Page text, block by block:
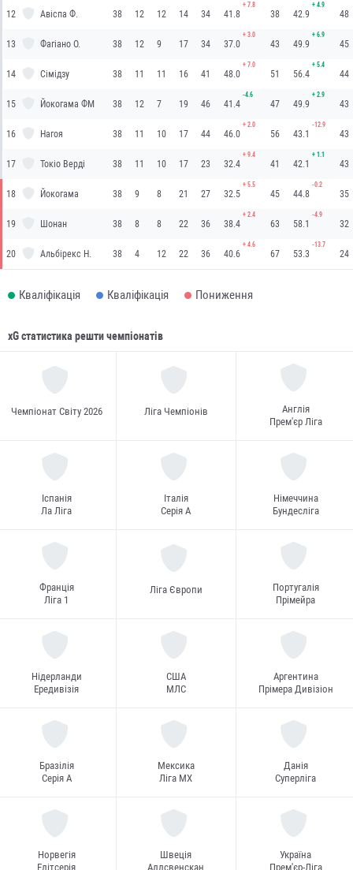
12 Авіспа Ф. 38 12 12 14 34 41.8
+ 7.8
38 42.9
+ 4.9
48
13 Фагіано О. 38 12 9 17 34 37.0
+ 3.0
43 49.9
+ 6.9
45
14 Сімідзу 38 11 11 16 41 48.0
+ 7.0
51 56.4
+ 5.4
44
15 Йокогама ФМ 38 12 7 19 46 41.4
-4.6
47 49.9
+ 2.9
43
16 Нагоя 38 11 10 17 44 46.0
+ 2.0
56 43.1
-12.9
43
17 Токіо Верді 38 11 10 17 23 32.4
+ 9.4
41 42.1
+ 1.1
43
18 Йокогама 38 9 8 21 27 32.5
+ 5.5
45 44.8
-0.2
35
19 Шонан 38 8 8 22 36 38.4
+ 2.4
63 58.1
-4.9
32
20 Альбірекс Н. 38 4 12 22 36 40.6
+ 4.6
67 53.3
-13.7
24
Кваліфікація Кваліфікація Пониження
xG статистика решти чемпіонатів
Чемпіонат Світу 2026 Ліга Чемпіонів
Англія
Прем'єр Ліга
Іспанія
Ла Ліга
Італія
Серія А
Німеччина
Бундесліга
Франція
Ліга 1
Ліга Європи
Португалія
Прімейра
Нідерланди
Ередивізія
США
МЛС
Аргентина
Прімера Дивізіон
Бразілія
Серія А
Мексика
Ліга MX
Данія
Суперліга
Норвегія
Елітсерія
Швеція
Аллсвенскан
Україна
Прем'єр-Ліга